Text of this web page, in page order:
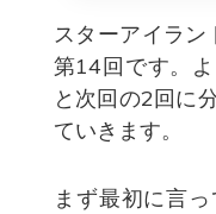
スターアイラン
第14回です。
と次回の2回に
ていきます。
まず最初に言